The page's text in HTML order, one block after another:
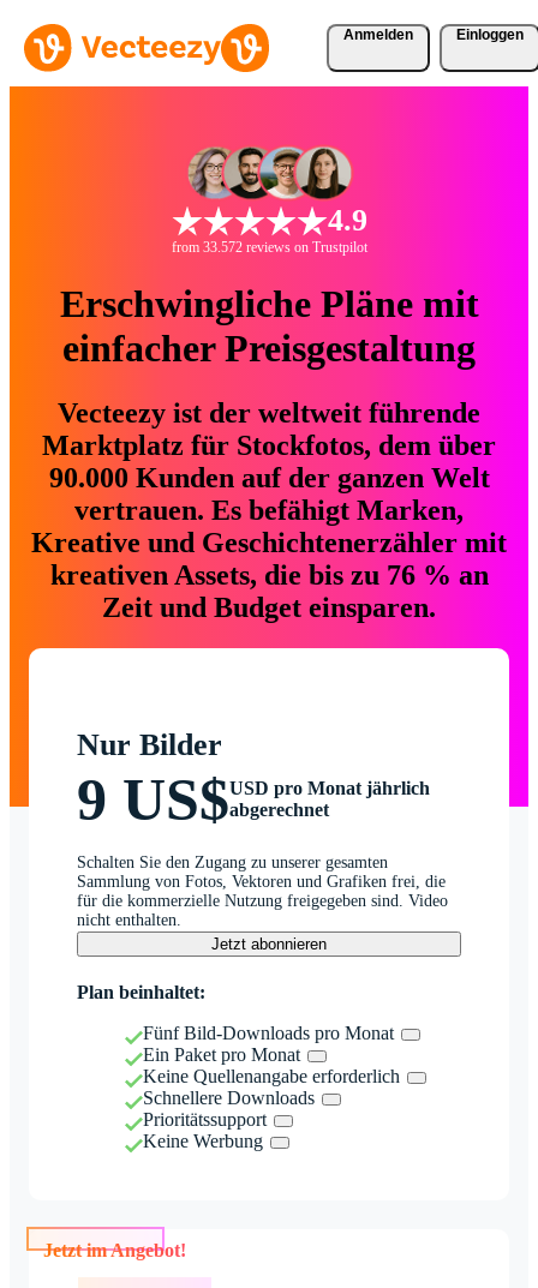
Anmelden Einloggen
4.9
from 33.572 reviews on Trustpilot
Erschwingliche Pläne mit
einfacher Preisgestaltung
Vecteezy ist der weltweit führende
Marktplatz für Stockfotos, dem über
90.000 Kunden auf der ganzen Welt
vertrauen. Es befähigt Marken,
Kreative und Geschichtenerzähler mit
kreativen Assets, die bis zu 76 % an
Zeit und Budget einsparen.
Nur Bilder
9 US$USD pro Monat jährlich
abgerechnet
Schalten Sie den Zugang zu unserer gesamten
Sammlung von Fotos, Vektoren und Grafiken frei, die
für die kommerzielle Nutzung freigegeben sind. Video
nicht enthalten.
Jetzt abonnieren
Plan beinhaltet:
Fünf Bild-Downloads pro Monat
Ein Paket pro Monat
Keine Quellenangabe erforderlich
Schnellere Downloads
Prioritätssupport
Keine Werbung
Jetzt im Angebot!